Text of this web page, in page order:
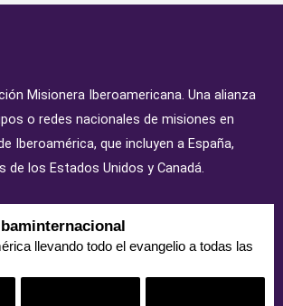
Misionera Iberoamericana. Una alianza
o redes nacionales de misiones en
Iberoamérica, que incluyen a España,
de los Estados Unidos y Canadá.
llevando todo el evangelio a todas las